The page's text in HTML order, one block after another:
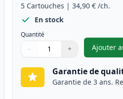
5 Cartouches | 34,90 € /ch.
En stock
Quantité
Quantité
Utilisez les boutons pour
− +
Quantité
Ajouter
Garantie de
Garantie de 3 ans.